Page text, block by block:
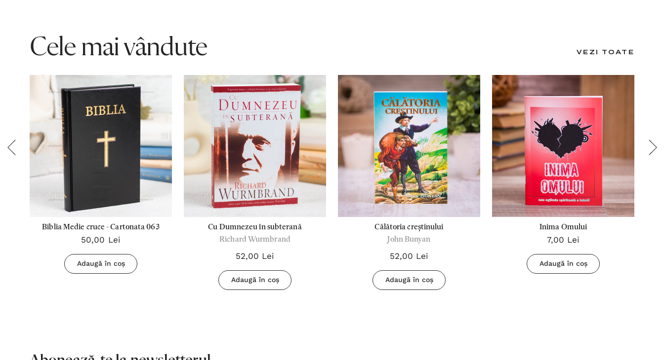
Cele mai vândute VEZI TOATE
Biblia Medie cruce - Cartonata 063
50,00 Lei
Adaugă în coș
Cu Dumnezeu în subterană
Richard Wurmbrand
52,00 Lei
Adaugă în coș
Călătoria creștinului
John Bunyan
52,00 Lei
Adaugă în coș
Inima Omului
7,00 Lei
Adaugă în coș